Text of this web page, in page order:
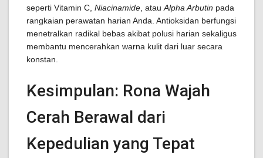
seperti Vitamin C, Niacinamide , atau Alpha Arbutin pada
rangkaian perawatan harian Anda. Antioksidan berfungsi
menetralkan radikal bebas akibat polusi harian sekaligus
membantu mencerahkan warna kulit dari luar secara
konstan.
Kesimpulan: Rona Wajah
Cerah Berawal dari
Kepedulian yang Tepat